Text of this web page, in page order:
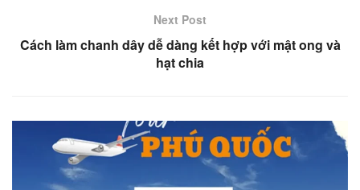
Next Post
Cách làm chanh dây dễ dàng kết hợp với mật ong và
hạt chia